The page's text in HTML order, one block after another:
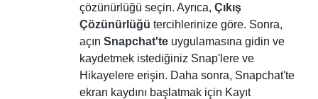
çözünürlüğü seçin. Ayrıca, Çıkış
Çözünürlüğü tercihlerinize göre. Sonra,
açın Snapchat'te uygulamasına gidin ve
kaydetmek istediğiniz Snap'lere ve
Hikayelere erişin. Daha sonra, Snapchat'te
ekran kaydını başlatmak için Kayıt